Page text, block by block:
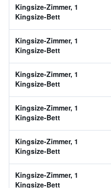
Kingsize-Zimmer, 1
Kingsize-Bett
Kingsize-Zimmer, 1
Kingsize-Bett
Kingsize-Zimmer, 1
Kingsize-Bett
Kingsize-Zimmer, 1
Kingsize-Bett
Kingsize-Zimmer, 1
Kingsize-Bett
Kingsize-Zimmer, 1
Kingsize-Bett